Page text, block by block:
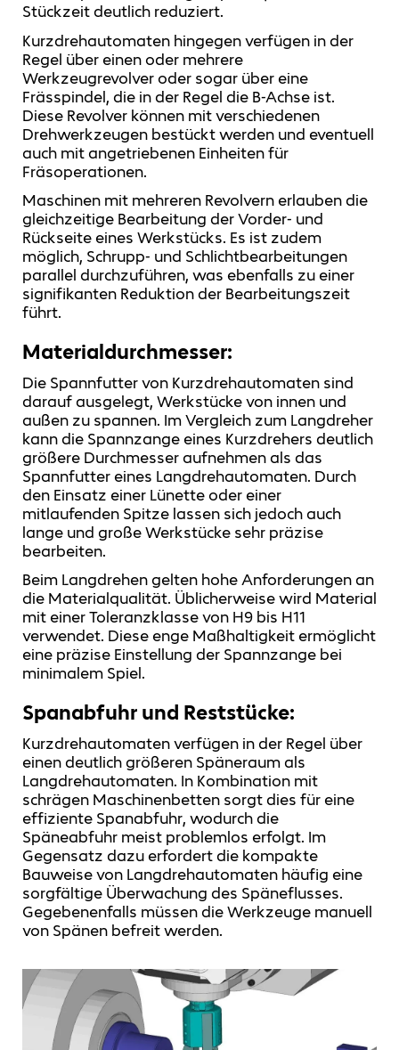
Stückzeit deutlich reduziert.
Kurzdrehautomaten hingegen verfügen in der
Regel über einen oder mehrere
Werkzeugrevolver oder sogar über eine
Frässpindel, die in der Regel die B-Achse ist.
Diese Revolver können mit verschiedenen
Drehwerkzeugen bestückt werden und eventuell
auch mit angetriebenen Einheiten für
Fräsoperationen.
Maschinen mit mehreren Revolvern erlauben die
gleichzeitige Bearbeitung der Vorder- und
Rückseite eines Werkstücks. Es ist zudem
möglich, Schrupp- und Schlichtbearbeitungen
parallel durchzuführen, was ebenfalls zu einer
signifikanten Reduktion der Bearbeitungszeit
führt.
Materialdurchmesser:
Die Spannfutter von Kurzdrehautomaten sind
darauf ausgelegt, Werkstücke von innen und
außen zu spannen. Im Vergleich zum Langdreher
kann die Spannzange eines Kurzdrehers deutlich
größere Durchmesser aufnehmen als das
Spannfutter eines Langdrehautomaten. Durch
den Einsatz einer Lünette oder einer
mitlaufenden Spitze lassen sich jedoch auch
lange und große Werkstücke sehr präzise
bearbeiten.
Beim Langdrehen gelten hohe Anforderungen an
die Materialqualität. Üblicherweise wird Material
mit einer Toleranzklasse von H9 bis H11
verwendet. Diese enge Maßhaltigkeit ermöglicht
eine präzise Einstellung der Spannzange bei
minimalem Spiel.
Spanabfuhr und Reststücke:
Kurzdrehautomaten verfügen in der Regel über
einen deutlich größeren Späneraum als
Langdrehautomaten. In Kombination mit
schrägen Maschinenbetten sorgt dies für eine
effiziente Spanabfuhr, wodurch die
Späneabfuhr meist problemlos erfolgt. Im
Gegensatz dazu erfordert die kompakte
Bauweise von Langdrehautomaten häufig eine
sorgfältige Überwachung des Späneflusses.
Gegebenenfalls müssen die Werkzeuge manuell
von Spänen befreit werden.